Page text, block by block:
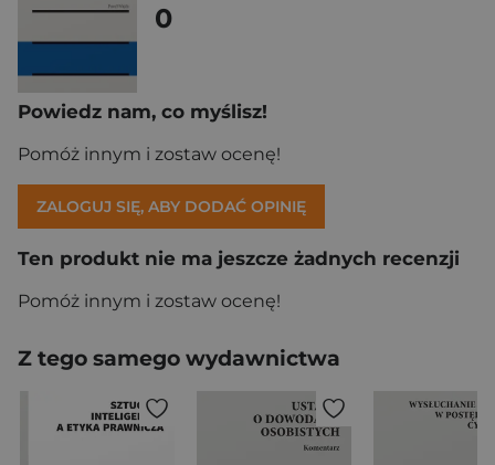
0
Powiedz nam, co myślisz!
Pomóż innym i zostaw ocenę!
ZALOGUJ SIĘ, ABY DODAĆ OPINIĘ
Ten produkt nie ma jeszcze żadnych recenzji
Pomóż innym i zostaw ocenę!
Z tego samego wydawnictwa